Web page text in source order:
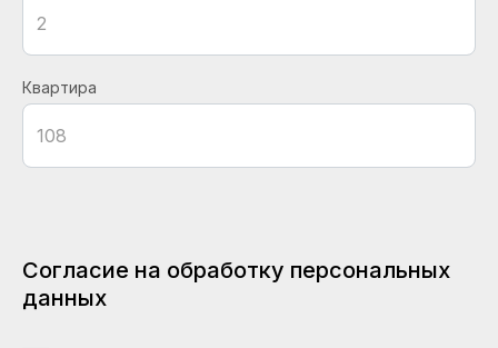
Квартира
Согласие на обработку персональных
данных